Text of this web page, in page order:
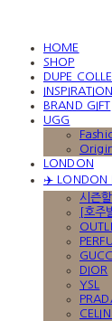
HOME
SHOP
DUPE
BRAND GIFT
UGG
LONDON
✈️ LONDON
시즌
[호주
DIOR
YSL